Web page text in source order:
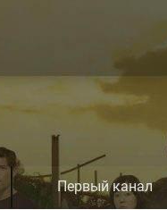
Первый канал